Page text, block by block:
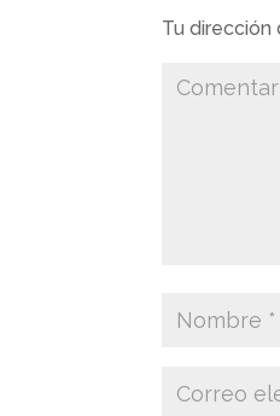
Tu dirección